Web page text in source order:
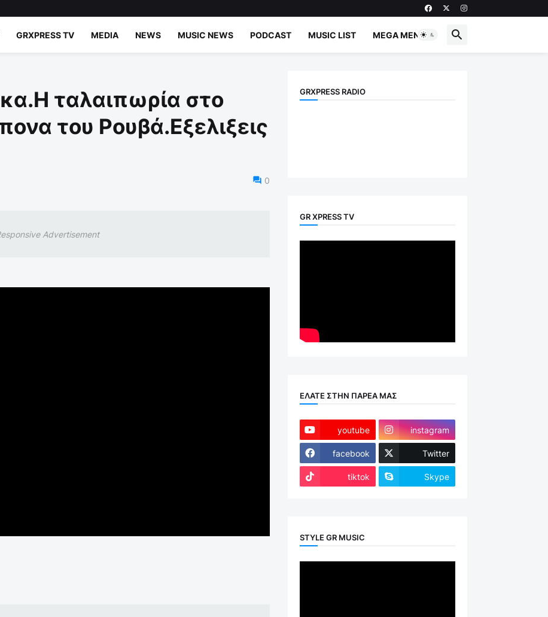
GRXPRESS TV MEDIA NEWS MUSIC NEWS PODCAST MUSIC LIST MEGA MENU
ταλαιπωρία στο
του Ρουβά.Εξελιξεις
0
Advertisement
GRXPRESS RADIO
GR XPRESS TV
ΕΛΑΤΕ ΣΤΗΝ ΠΑΡΕΑ ΜΑΣ
youtube instagram
facebook Twitter
tiktok Skype
STYLE GR MUSIC